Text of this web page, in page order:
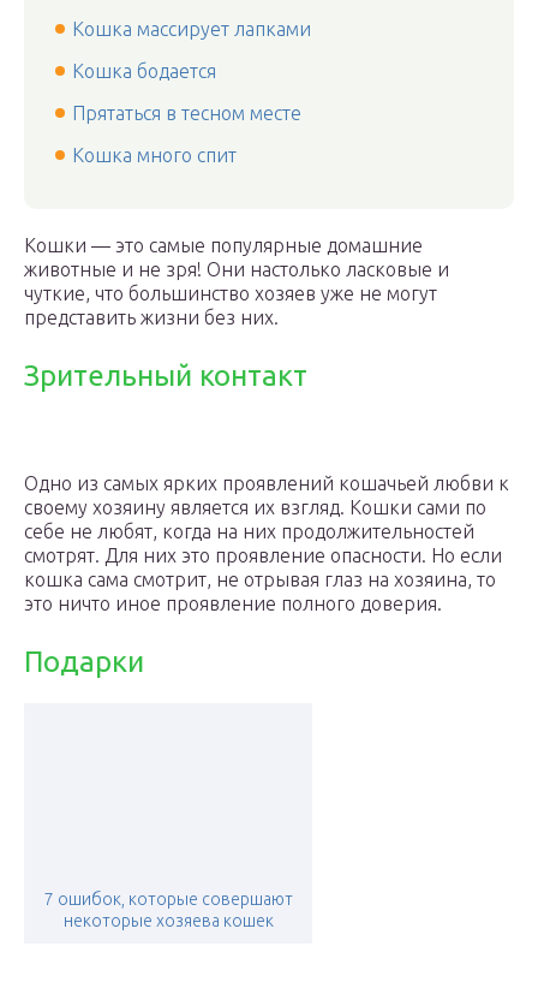
Кошка массирует лапками
Кошка бодается
Прятаться в тесном месте
Кошка много спит
Кошки — это самые популярные домашние
животные и не зря! Они настолько ласковые и
чуткие, что большинство хозяев уже не могут
представить жизни без них.
Зрительный контакт
Одно из самых ярких проявлений кошачьей любви к
своему хозяину является их взгляд. Кошки сами по
себе не любят, когда на них продолжительностей
смотрят. Для них это проявление опасности. Но если
кошка сама смотрит, не отрывая глаз на хозяина, то
это ничто иное проявление полного доверия.
Подарки
7 ошибок, которые совершают
некоторые хозяева кошек